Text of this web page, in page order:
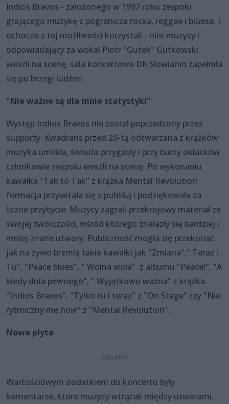
Indios Bravos - założonego w 1997 roku zespołu
grającego muzykę z pogranicza rocka, reggae i bluesa. I
ochoczo z tej możliwości korzystali - nim muzycy i
odpowiadający za wokal Piotr "Gutek" Gutkowski
weszli na scenę, sala koncertowa DK Słowianin zapełniła
się po brzegi ludźmi.
"Nie ważne są dla mnie statystyki"
Występ Indios Bravos nie został poprzedzony przez
supporty. Kwadrans przed 20-tą odtwarzana z krążków
muzyka umilkła, światła przygasły i przy burzy oklasków
członkowie zespołu weszli na scenę. Po wykonaniu
kawałka "Tak to Tak" z krążka Mental Revolution
formacja przywitała się z publiką i podziękowała za
liczne przybycie. Muzycy zagrali przekrojowy materiał ze
swojej twórczości, wśród którego znalazły się bardziej i
mniej znane utwory. Publiczność mogła się przekonać
jak na żywo brzmią takie kawałki jak "Zmiana"," Teraz i
Tu", "Peace blues", " Wolna wola" z albumu "Peace!", "A
kiedy dnia pewnego", " Wyjątkowo ważna" z krążka
"Indios Bravos", "Tylko tu i teraz" z "On Stage" czy "Nie
rytmiczny me how" z "Mental Revolution".
Nowa płyta
Wartościowym dodatkiem do koncertu były
komentarze, które muzycy wtrącali między utworami.